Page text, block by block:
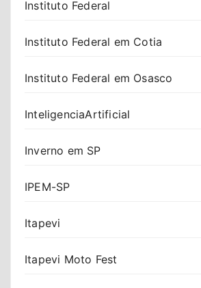
Instituto Federal
Instituto Federal em Cotia
Instituto Federal em Osasco
InteligenciaArtificial
Inverno em SP
IPEM-SP
Itapevi
Itapevi Moto Fest